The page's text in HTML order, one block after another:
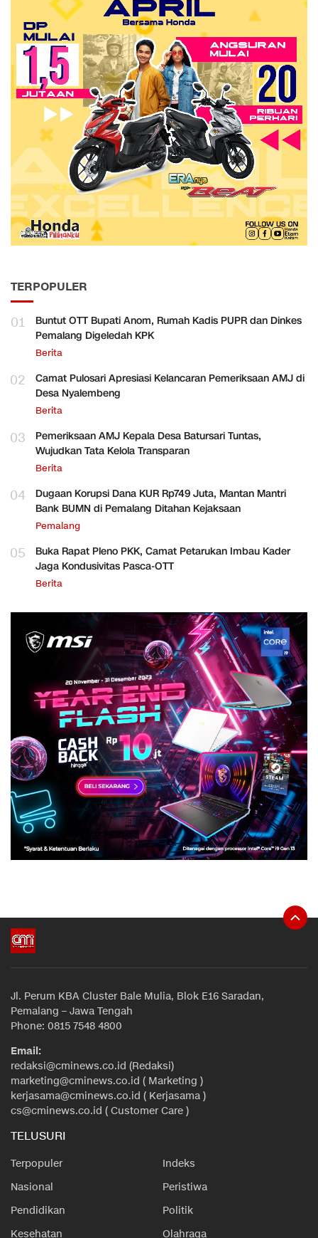
TERPOPULER
01
Buntut OTT Bupati Anom, Rumah Kadis PUPR dan Dinkes
Pemalang Digeledah KPK
Berita
02
Camat Pulosari Apresiasi Kelancaran Pemeriksaan AMJ di
Desa Nyalembeng
Berita
03
Pemeriksaan AMJ Kepala Desa Batursari Tuntas,
Wujudkan Tata Kelola Transparan
Berita
04
Dugaan Korupsi Dana KUR Rp749 Juta, Mantan Mantri
Bank BUMN di Pemalang Ditahan Kejaksaan
Pemalang
05
Buka Rapat Pleno PKK, Camat Petarukan Imbau Kader
Jaga Kondusivitas Pasca-OTT
Berita
Jl. Perum KBA Cluster Bale Mulia, Blok E16 Saradan,
Pemalang – Jawa Tengah
Phone: 0815 7548 4800
Email:
redaksi@cminews.co.id (Redaksi)
marketing@cminews.co.id ( Marketing )
kerjasama@cminews.co.id ( Kerjasama )
cs@cminews.co.id ( Customer Care )
TELUSURI
Terpopuler
Indeks
Nasional
Peristiwa
Pendidikan
Politik
Kesehatan
Olahraga